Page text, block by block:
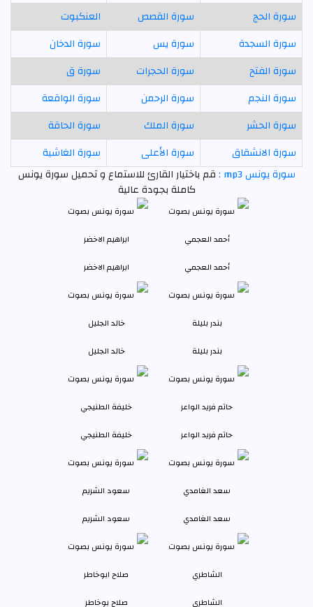
سورة الحج
سورة القصص
العنكبوت
سورة السجدة
سورة يس
سورة الدخان
سورة الفتح
سورة الحجرات
سورة ق
سورة النجم
سورة الرحمن
سورة الواقعة
سورة الحشر
سورة الملك
سورة الحاقة
سورة الانشقاق
سورة الأعلى
سورة الغاشية
سورة يونس mp3 :
قم باختيار القارئ للاستماع و تحميل سورة يونس
كاملة بجودة عالية
أحمد العجمي ابراهيم الاخضر
بندر بليلة خالد الجليل
حاتم فريد الواعر خليفة الطنيجي
سعد الغامدي سعود الشريم
الشاطري صلاح بوخاطر